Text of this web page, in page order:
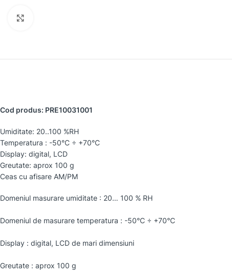
Cod produs: PRE10031001
Umiditate: 20..100 %RH
Temperatura : -50°C ÷ +70°C
Display: digital, LCD
Greutate: aprox 100 g
Ceas cu afisare AM/PM
Domeniul masurare umiditate : 20… 100 % RH
Domeniul de masurare temperatura : -50°C ÷ +70°C
Display : digital, LCD de mari dimensiuni
Greutate : aprox 100 g